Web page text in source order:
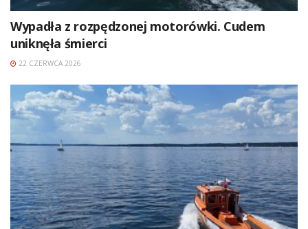
Wypadła z rozpędzonej motorówki. Cudem
uniknęła śmierci
22 CZERWCA 2026